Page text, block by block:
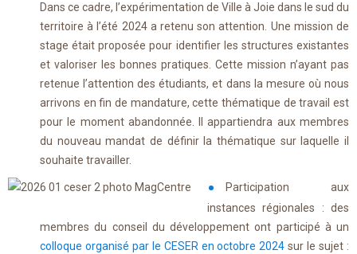
Dans ce cadre, l’expérimentation de Ville à Joie dans le sud du
territoire à l’été 2024 a retenu son attention. Une mission de
stage était proposée pour identifier les structures existantes
et valoriser les bonnes pratiques. Cette mission n’ayant pas
retenue l’attention des étudiants, et dans la mesure où nous
arrivons en fin de mandature, cette thématique de travail est
pour le moment abandonnée. Il appartiendra aux membres
du nouveau mandat de définir la thématique sur laquelle il
souhaite travailler.
Participation aux
instances régionales : des
membres du conseil du développement ont participé à un
colloque organisé par le CESER en octobre 2024 sur le sujet :